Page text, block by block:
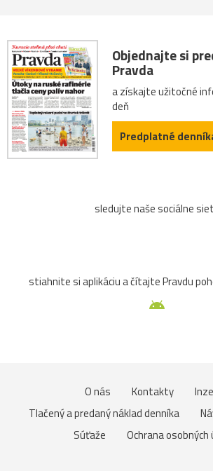
Objednajte si
Pravda
a získajte užitočné
deň
Predplatné
sledujte naše sociálne
stiahnite si aplikáciu a čítajte Pravdu
O nás Kontakty
Tlačený a predaný náklad denníka
Súťaže
Ochrana osobných